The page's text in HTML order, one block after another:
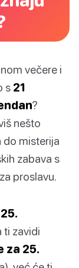
večere i
s 21
?
nešto
do misterija
zabava s
proslavu.
ti zavidi
za 25.